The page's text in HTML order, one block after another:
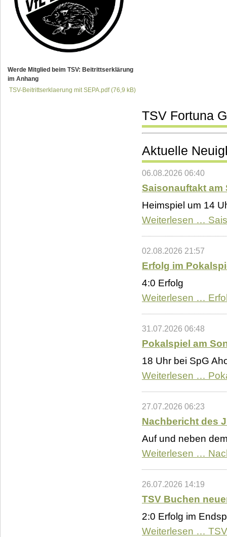
Werde Mitglied beim TSV: Beitrittserklärung
im Anhang
TSV-Beitrittserklaerung mit SEPA.pdf(76,9 kB)
TSV Fortuna
Aktuelle
06.08.2026 06:40
Saisonauftakt am
Heimspiel um 14
Weiterlesen …
02.08.2026 21:57
Erfolg im
4:0 Erfolg
Weiterlesen …
31.07.2026 06:48
Pokalspiel am
18 Uhr bei SpG
Weiterlesen …
27.07.2026 06:23
Nachbericht des
Auf und neben
Weiterlesen …
26.07.2026 14:19
TSV Buchen
2:0 Erfolg im
Weiterlesen …